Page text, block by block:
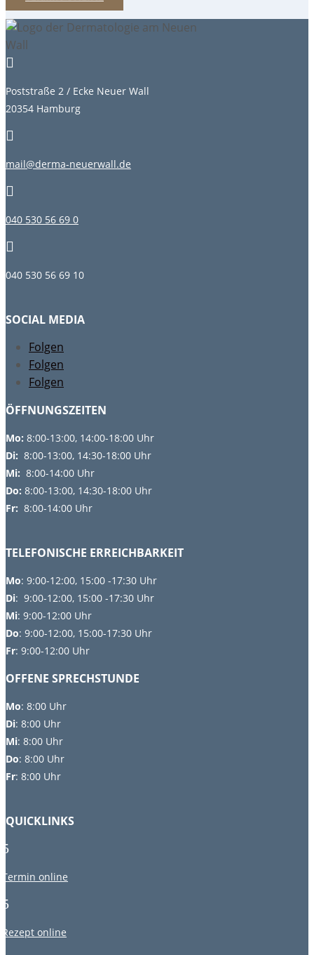

Poststraße 2 / Ecke Neuer Wall
20354 Hamburg

mail@derma-neuerwall.de

040 530 56 69 0

040 530 56 69 10
SOCIAL MEDIA
Folgen
Folgen
Folgen
ÖFFNUNGSZEITEN
Mo: 8:00-13:00, 14:00-18:00 Uhr
Di: 8:00-13:00, 14:30-18:00 Uhr
Mi: 8:00-14:00 Uhr
Do: 8:00-13:00, 14:30-18:00 Uhr
Fr: 8:00-14:00 Uhr
TELEFONISCHE ERREICHBARKEIT
Mo: 9:00-12:00, 15:00 -17:30 Uhr
Di: 9:00-12:00, 15:00 -17:30 Uhr
Mi: 9:00-12:00 Uhr
Do: 9:00-12:00, 15:00-17:30 Uhr
Fr: 9:00-12:00 Uhr
OFFENE SPRECHSTUNDE
Mo: 8:00 Uhr
Di: 8:00 Uhr
Mi: 8:00 Uhr
Do: 8:00 Uhr
Fr: 8:00 Uhr
QUICKLINKS
5
Termin online
5
Rezept online